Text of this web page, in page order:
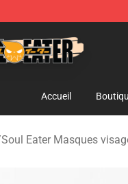
Accueil
Soul Eater Masques